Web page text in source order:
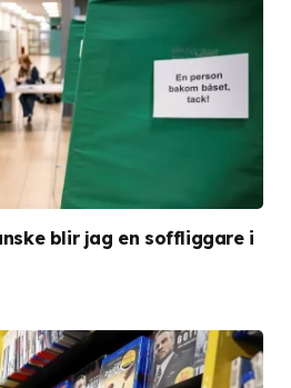
blir jag en soffliggare i